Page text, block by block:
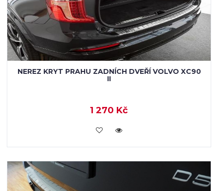
NEREZ KRYT PRAHU ZADNÍCH DVEŘÍ VOLVO XC90
II
1 270 Kč
KOUPIT